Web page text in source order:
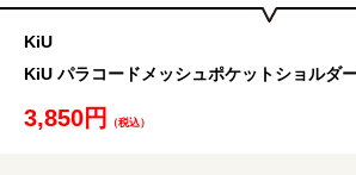
KiU
KiU パラコードメッシュポケットショルダ
3,850円 （税込）